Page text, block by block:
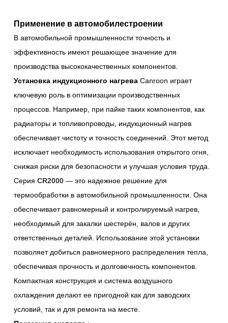
Применение в автомобилестроении
В автомобильной промышленности точность и
эффективность имеют решающее значение для
производства высококачественных компонентов.
Установка индукционного нагрева Canroon играет
ключевую роль в оптимизации производственных
процессов. Например, при пайке таких компонентов, как
радиаторы и топливопроводы, индукционный нагрев
обеспечивает чистоту и точность соединений. Этот метод
исключает необходимость использования открытого огня,
снижая риски для безопасности и улучшая условия труда.
Серия CR2000 — это надежное решение для
термообработки в автомобильной промышленности. Она
обеспечивает равномерный и контролируемый нагрев,
необходимый для закалки шестерён, валов и других
ответственных деталей. Использование этой установки
позволяет добиться равномерного распределения тепла,
обеспечивая прочность и долговечность компонентов.
Компактная конструкция и система воздушного
охлаждения делают ее пригодной как для заводских
условий, так и для ремонта на месте.